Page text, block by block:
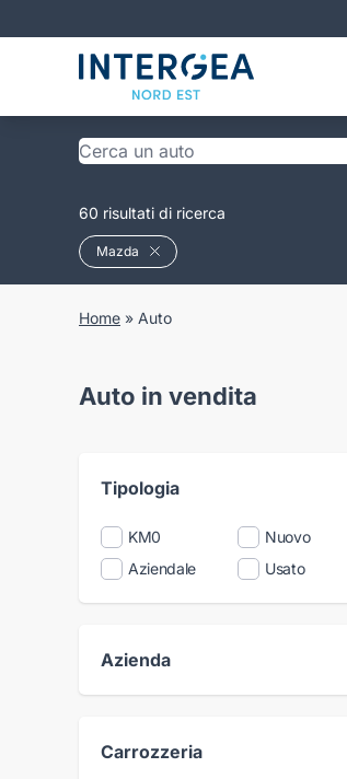
60 risultati di ricerca
Mazda
Home » Auto
Auto in vendita
Tipologia
KM0
Nuovo
Aziendale
Usato
Azienda
Carrozzeria